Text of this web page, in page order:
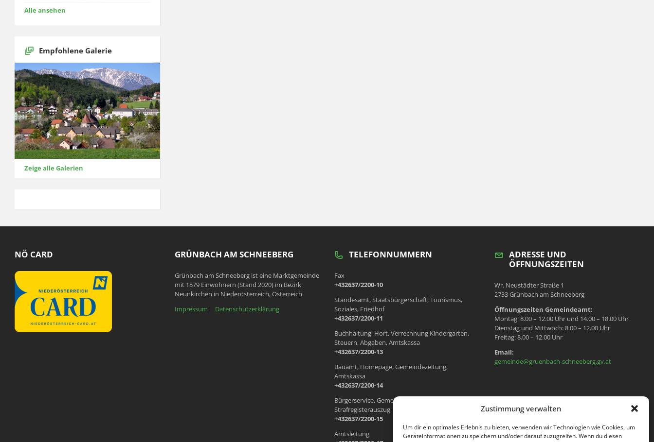
Zustimmung verwalten
Um dir ein optimales Erlebnis zu bieten, verwenden wir Technologien wie Cookies, um
Geräteinformationen zu speichern und/oder darauf zuzugreifen. Wenn du diesen
Alle ansehen
Empfohlene Galerie
Zeige alle Galerien
NÖ CARD GRÜNBACH AM SCHNEEBERG
Grünbach am Schneeberg ist eine Marktgemeinde
mit 1579 Einwohnern (Stand 2020) im Bezirk
Neunkirchen in Niederösterreich, Österreich.
Impressum
Datenschutzerklärung
TELEFONNUMMERN
Fax
+432637/2200-10
Standesamt, Staatsbürgerschaft, Tourismus,
Soziales, Friedhof
+432637/2200-11
Buchhaltung, Hort, Verrechnung Kindergarten,
Steuern, Abgaben, Amtskassa
+432637/2200-13
Bauamt, Homepage, Gemeindezeitung,
Amtskassa
+432637/2200-14
Bürgerservice, Gemeindewohnungen, Meldeamt,
Strafregisterauszug
+432637/2200-15
Amtsleitung
ADRESSE UND
ÖFFNUNGSZEITEN
Wr. Neustädter Straße 1
2733 Grünbach am Schneeberg
Öffnungszeiten Gemeindeamt:
Montag: 8.00 – 12.00 Uhr und 14.00 – 18.00 Uhr
Dienstag und Mittwoch: 8.00 – 12.00 Uhr
Freitag: 8.00 – 12.00 Uhr
Email:
gemeinde@gruenbach-schneeberg.gv.at